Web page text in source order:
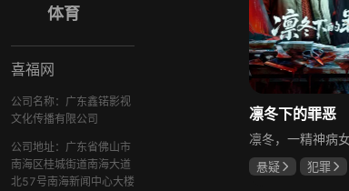
体育
喜福网
公司名称：广东鑫锘影视
文化传播有限公司
公司地址：广东省佛山市
南海区桂城街道南海大道
北57号南海新闻中心大楼
凛冬下的罪恶
悬疑
犯罪